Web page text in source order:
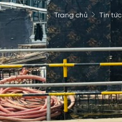
Trang chủ Tin tức